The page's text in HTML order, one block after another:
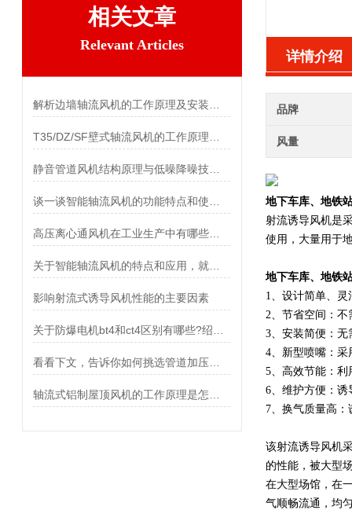
相关文章
Relevant Articles
影响射流式诱导风机性能的主要因素
详情介绍
品牌
风量
地下车库、地铁
射流诱导风机是
使用，大量用于
地下车库、地铁
1、设计简单、
2、节省空间：不
3、安装简便：
4、新型喷嘴：
5、高效节能：
6、维护方便：
7、换气质量高
该射流诱导风机
的性能，被大型
在大型场馆，在
气顺畅流通，均